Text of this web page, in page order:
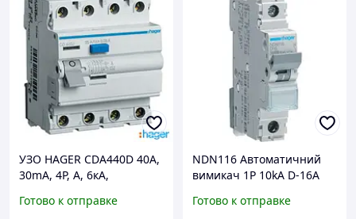
УЗО HAGER CDA440D 40А,
30mA, 4P, A, 6кА,
отключения Хагер 40
Готово к отправке
NDN116 Автоматичний
вимикач 1P 10kA D-16A
Готово к отправке